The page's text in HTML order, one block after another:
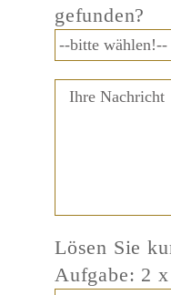
gefunden?
Lösen Sie
Aufgabe: 2